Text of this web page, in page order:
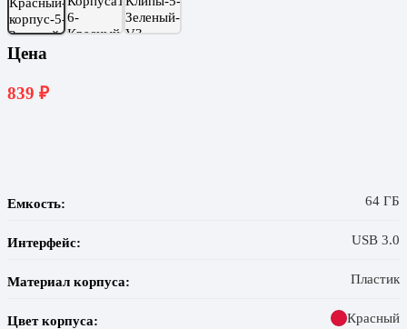
Цена
839 ₽
Емкость: 64 ГБ
Интерфейс: USB 3.0
Материал корпуса: Пластик
Цвет корпуса: Красный